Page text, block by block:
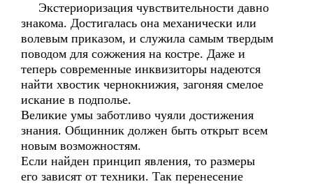
Экстериоризация чувствительности давно
знакома. Достигалась она механически или
волевым приказом, и служила самым твердым
поводом для сожжения на костре. Даже и
теперь современные инквизиторы надеются
найти хвостик чернокнижия, загоняя смелое
искание в подполье.
Великие умы заботливо чуяли достижения
знания. Общинник должен быть открыт всем
новым возможностям.
Если найден принцип явления, то размеры
его зависят от техники. Так перенесение